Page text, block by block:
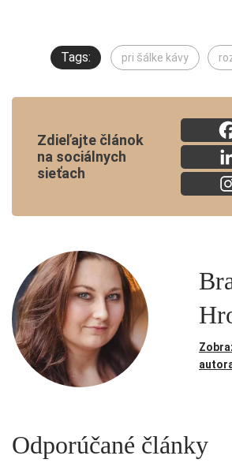
Tags: pri šálke kávy
Zdieľajte článok
na sociálnych
sieťach
Odporúčané články